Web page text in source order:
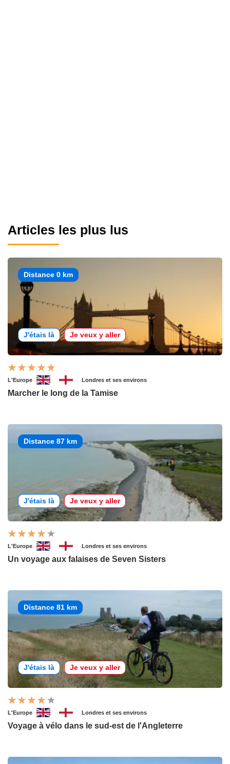
Articles les plus lus
Distance 0 km
J'étais là Je veux y aller
L'Europe Londres et ses environs
Marcher le long de la Tamise
Distance 87 km
J'étais là Je veux y aller
L'Europe Londres et ses environs
Un voyage aux falaises de Seven Sisters
Distance 81 km
J'étais là Je veux y aller
L'Europe Londres et ses environs
Voyage à vélo dans le sud-est de l'Angleterre